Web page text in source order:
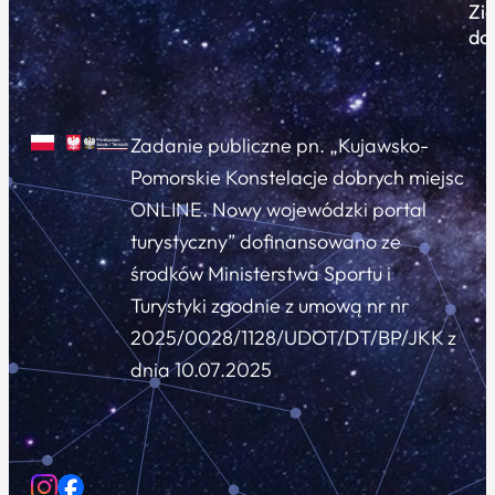
Zadanie publiczne pn. „Kujawsko-
Pomorskie Konstelacje dobrych miejsc
ONLINE. Nowy wojewódzki portal
turystyczny” dofinansowano ze
środków Ministerstwa Sportu i
Turystyki zgodnie z umową nr nr
2025/0028/1128/UDOT/DT/BP/JKK z
dnia 10.07.2025